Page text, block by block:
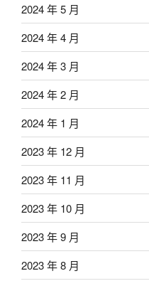
2024 年 5 月
2024 年 4 月
2024 年 3 月
2024 年 2 月
2024 年 1 月
2023 年 12 月
2023 年 11 月
2023 年 10 月
2023 年 9 月
2023 年 8 月